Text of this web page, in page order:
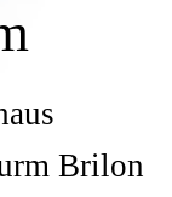
Brilon